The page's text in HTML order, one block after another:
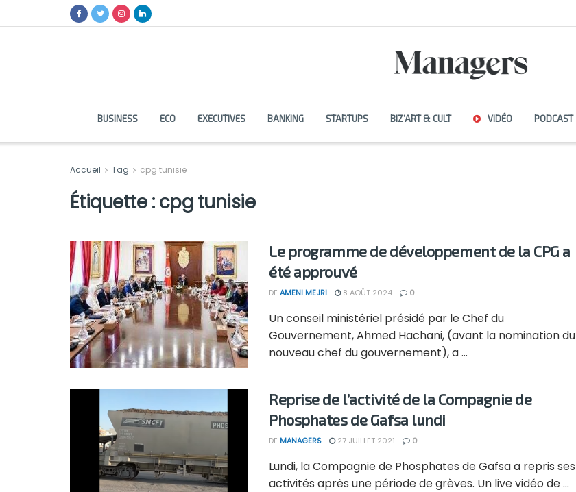
BUSINESS ECO EXECUTIVES BANKING STARTUPS BIZ’ART & CULT VIDÉO PODCAST
Accueil Tag cpg tunisie
Étiquette :cpg tunisie
Le programme de développement de la CPG a
été approuvé
DE AMENI MEJRI 8 AOÛT 2024 0
Un conseil ministériel présidé par le Chef du
Gouvernement, Ahmed Hachani, (avant la nomination du
nouveau chef du gouvernement), a ...
Reprise de l’activité de la Compagnie de
Phosphates de Gafsa lundi
DE MANAGERS 27 JUILLET 2021 0
Lundi, la Compagnie de Phosphates de Gafsa a repris ses
activités après une période de grèves. Un live vidéo de ...